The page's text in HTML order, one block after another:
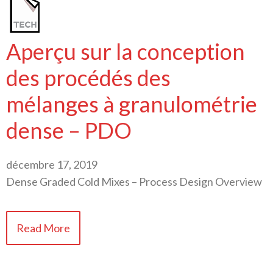
Aperçu sur la conception
des procédés des
mélanges à granulométrie
dense – PDO
décembre 17, 2019
Dense Graded Cold Mixes – Process Design Overview
Read More